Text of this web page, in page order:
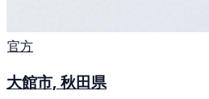
官方
大館市, 秋田県